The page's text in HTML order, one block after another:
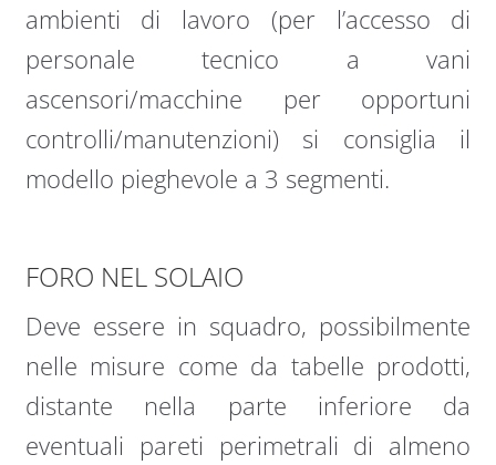
ambienti di lavoro (per l’accesso di
personale tecnico a vani
ascensori/macchine per opportuni
controlli/manutenzioni) si consiglia il
modello pieghevole a 3 segmenti.
FORO NEL SOLAIO
Deve essere in squadro, possibilmente
nelle misure come da tabelle prodotti,
distante nella parte inferiore da
eventuali pareti perimetrali di almeno